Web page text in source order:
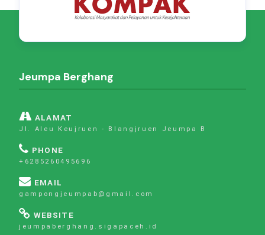
Jeumpa Berghang
ALAMAT
Jl. Aleu Keujruen - Blangjruen Jeumpa B
PHONE
+6285260495696
EMAIL
gampongjeumpab@gmail.com
WEBSITE
jeumpaberghang.sigapaceh.id